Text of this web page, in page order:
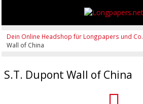
Dein Online Headshop für Longpapers und Co.
Wall of China
S.T. Dupont Wall of China